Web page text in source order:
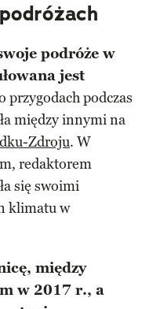
podróże w
jest
przygodach podczas
między innymi na
Zdroju. W
redaktorem
się swoimi
klimatu w
między
w 2017 r., a